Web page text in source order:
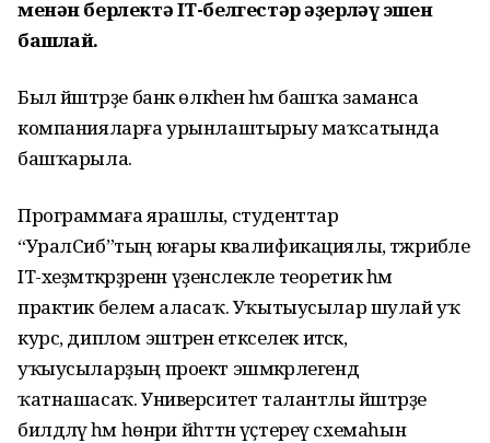
менән берлектә IT-белгестәр әҙерләү эшен
башлай.
Был йәштәрҙе банк өлкәһенә һәм башҡа заманса
компанияларға урынлаштырыу маҡсатында
башҡарыла.
Программаға ярашлы, студенттар
“УралСиб”тың юғары квалификациялы, тәжрибәле
IT-хеҙмәткәрҙәренән үҙенсәлекле теоретик һәм
практик белем аласаҡ. Уҡытыусылар шулай уҡ
курс, диплом эштәренә етәкселек итәсәк,
уҡыусыларҙың проект эшмәкәрлегендә
ҡатнашасаҡ. Университет талантлы йәштәрҙе
билдәләү һәм һөнәри йәһәттән үҫтереү схемаһын